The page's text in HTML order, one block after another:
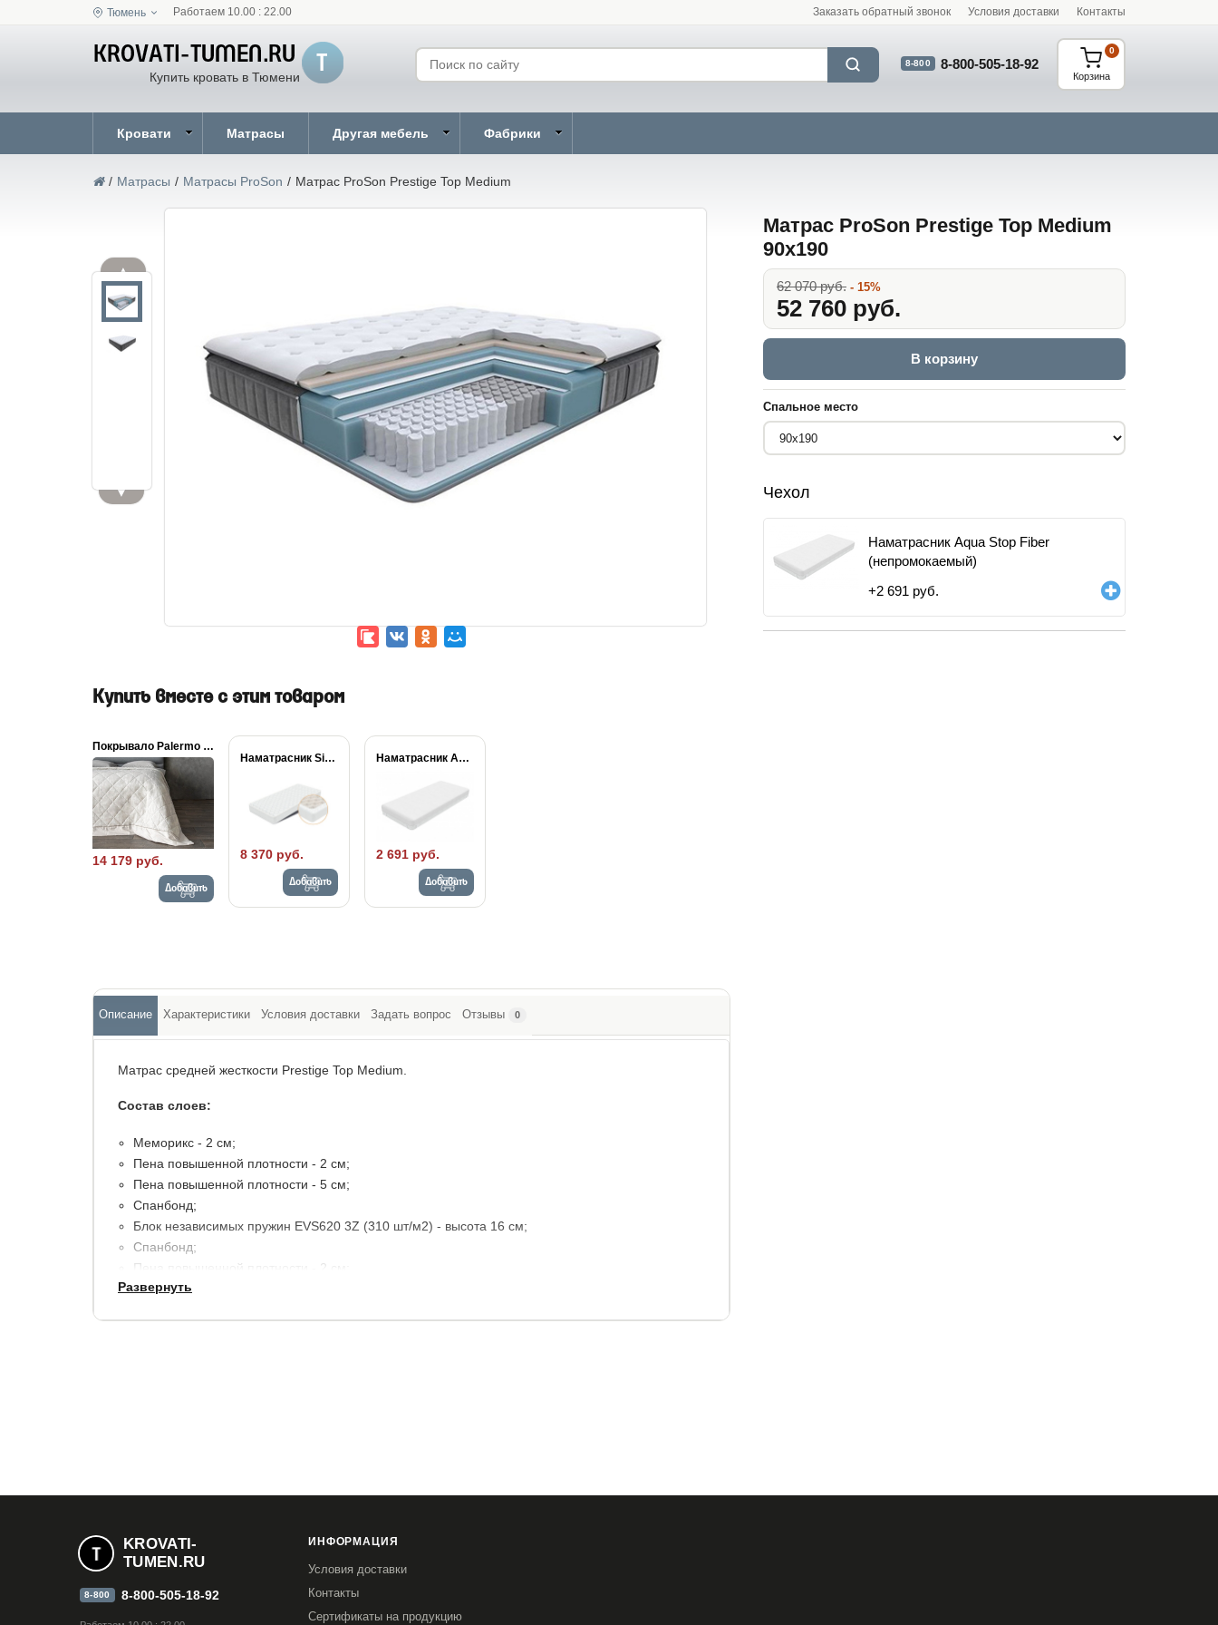
Тюмень Работаем 10.00 : 22.00 Заказать обратный звонок Условия доставки Контакты
Купить кровать в Тюмени
8-800 8-800-505-18-92
Корзина
0
Кровати Матрасы Другая мебель Фабрики
/ Матрасы / Матрасы ProSon / Матрас ProSon Prestige Top Medium
▲
▼
Матрас ProSon Prestige Top Medium
90x190
62 070 руб. - 15%
52 760 руб.
В корзину
Спальное место
Чехол
Наматрасник Aqua Stop Fiber
(непромокаемый)
+2 691 руб.
Купить вместе с этим товаром
Покрывало Palermo льняное
14 179 руб.
Добавить
Наматрасник Simple Plus
8 370 руб.
Добавить
Наматрасник Aqua Stop...
2 691 руб.
Добавить
Описание Характеристики Условия доставки Задать вопрос Отзывы 0
Матрас средней жесткости Prestige Top Medium.
Состав слоев:
Меморикс - 2 см;
Пена повышенной плотности - 2 см;
Пена повышенной плотности - 5 см;
Спанбонд;
Блок независимых пружин EVS620 3Z (310 шт/м2) - высота 16 см;
Спанбонд;
Пена повышенной плотности - 2 см;
Усиление по периметру из пенополиуретана.
Развернуть
KROVATI-
TUMEN.RU
8-800 8-800-505-18-92
ИНФОРМАЦИЯ
Условия доставки
Контакты
Сертификаты на продукцию